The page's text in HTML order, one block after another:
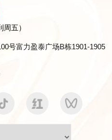
五）
号富力盈泰广场B栋1901-1905